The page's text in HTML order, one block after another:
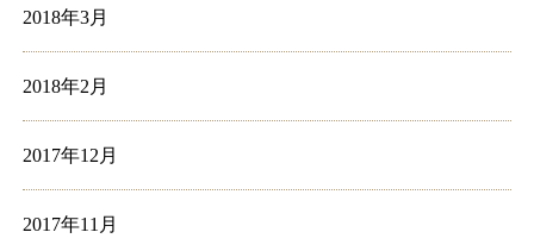
2018年3月
2018年2月
2017年12月
2017年11月